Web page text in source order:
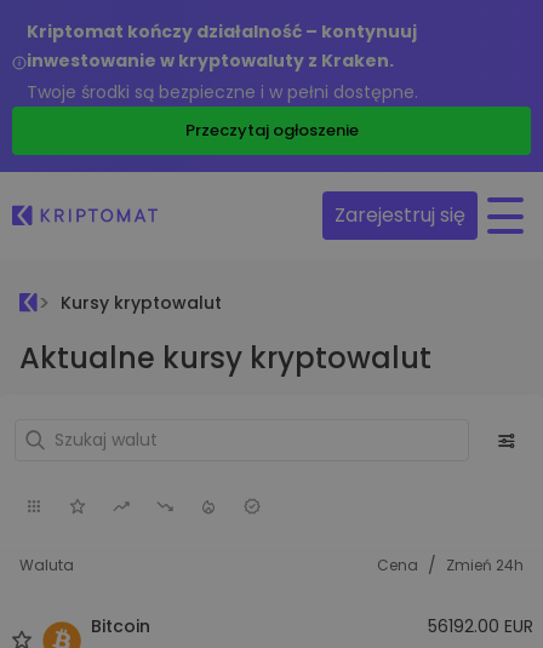
Kriptomat kończy działalność – kontynuuj
inwestowanie w kryptowaluty z Kraken.
Twoje środki są bezpieczne i w pełni dostępne.
Przeczytaj ogłoszenie
Zarejestruj się
Kursy kryptowalut
Aktualne kursy kryptowalut
Waluta Cena / Zmień 24h
Bitcoin
56192.00 EUR